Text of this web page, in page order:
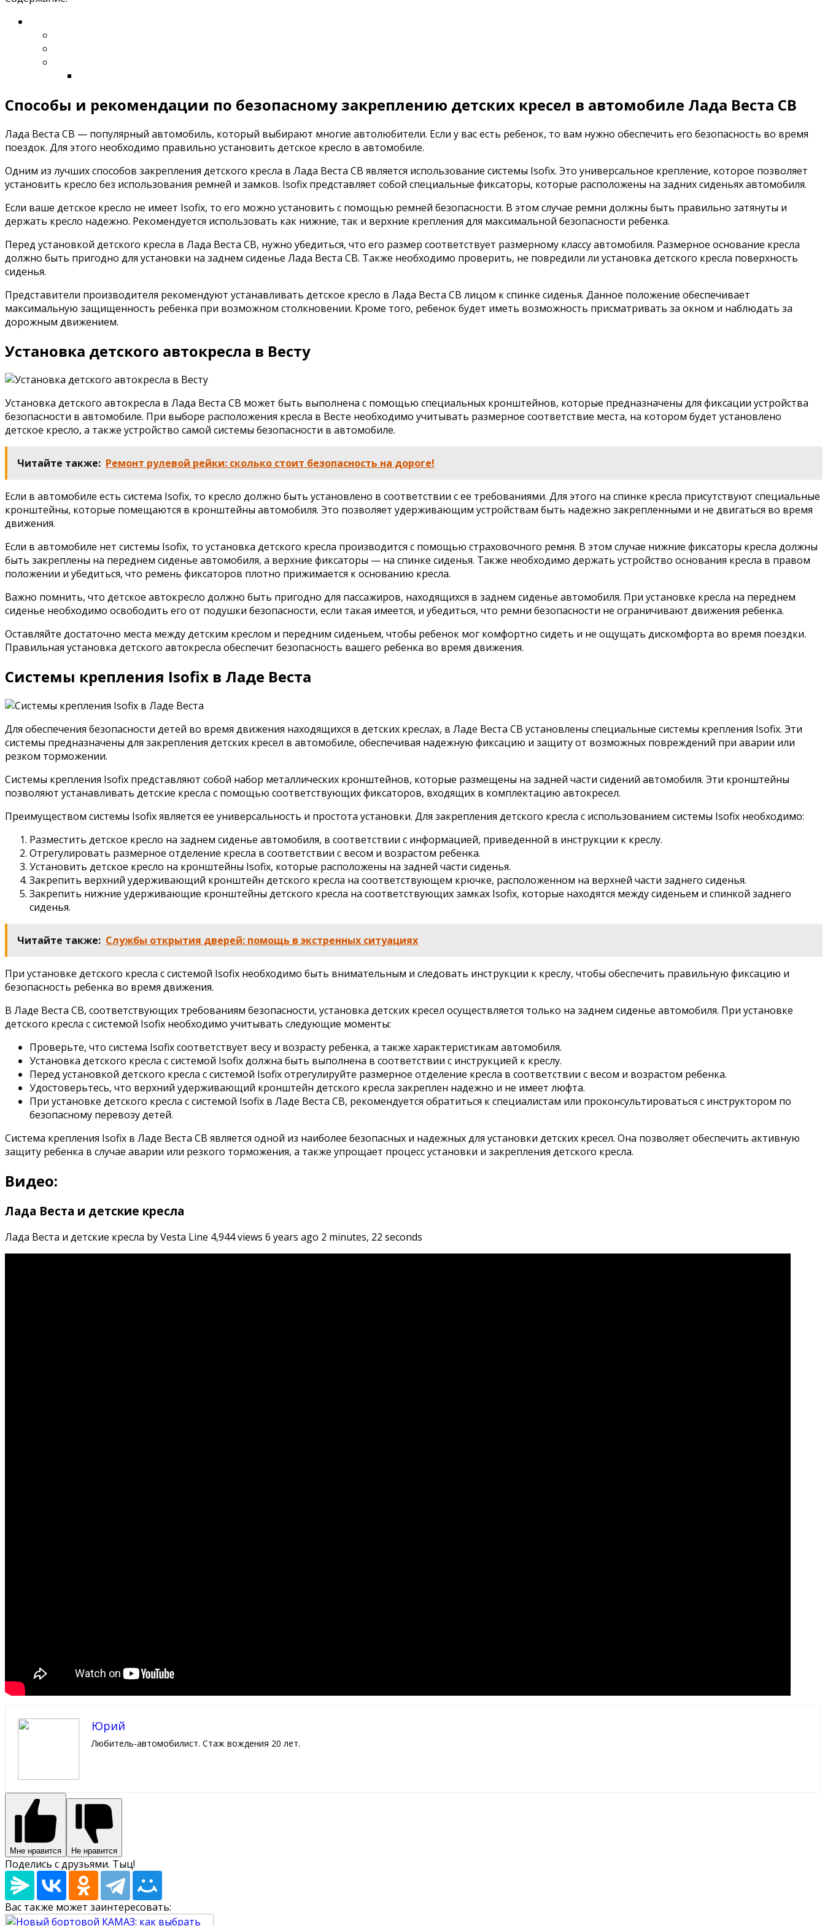
Способы и рекомендации по безопасному закреплению детских кресел в автомобиле Лада Веста СВ
Лада Веста СВ — популярный автомобиль, который выбирают многие автолюбители. Если у вас есть ребенок, то вам нужно обеспечить его безопасность во время
поездок. Для этого необходимо правильно установить детское кресло в автомобиле.
Одним из лучших способов закрепления детского кресла в Лада Веста СВ является использование системы Isofix. Это универсальное крепление, которое позволяет
установить кресло без использования ремней и замков. Isofix представляет собой специальные фиксаторы, которые расположены на задних сиденьях автомобиля.
Если ваше детское кресло не имеет Isofix, то его можно установить с помощью ремней безопасности. В этом случае ремни должны быть правильно затянуты и
держать кресло надежно. Рекомендуется использовать как нижние, так и верхние крепления для максимальной безопасности ребенка.
Перед установкой детского кресла в Лада Веста СВ, нужно убедиться, что его размер соответствует размерному классу автомобиля. Размерное основание кресла
должно быть пригодно для установки на заднем сиденье Лада Веста СВ. Также необходимо проверить, не повредили ли установка детского кресла поверхность
сиденья.
Представители производителя рекомендуют устанавливать детское кресло в Лада Веста СВ лицом к спинке сиденья. Данное положение обеспечивает
максимальную защищенность ребенка при возможном столкновении. Кроме того, ребенок будет иметь возможность присматривать за окном и наблюдать за
дорожным движением.
Установка детского автокресла в Весту
Установка детского автокресла в Лада Веста СВ может быть выполнена с помощью специальных кронштейнов, которые предназначены для фиксации устройства
безопасности в автомобиле. При выборе расположения кресла в Весте необходимо учитывать размерное соответствие места, на котором будет установлено
детское кресло, а также устройство самой системы безопасности в автомобиле.
Читайте также: Ремонт рулевой рейки: сколько стоит безопасность на дороге!
Если в автомобиле есть система Isofix, то кресло должно быть установлено в соответствии с ее требованиями. Для этого на спинке кресла присутствуют специальные
кронштейны, которые помещаются в кронштейны автомобиля. Это позволяет удерживающим устройствам быть надежно закрепленными и не двигаться во время
движения.
Если в автомобиле нет системы Isofix, то установка детского кресла производится с помощью страховочного ремня. В этом случае нижние фиксаторы кресла должны
быть закреплены на переднем сиденье автомобиля, а верхние фиксаторы — на спинке сиденья. Также необходимо держать устройство основания кресла в правом
положении и убедиться, что ремень фиксаторов плотно прижимается к основанию кресла.
Важно помнить, что детское автокресло должно быть пригодно для пассажиров, находящихся в заднем сиденье автомобиля. При установке кресла на переднем
сиденье необходимо освободить его от подушки безопасности, если такая имеется, и убедиться, что ремни безопасности не ограничивают движения ребенка.
Оставляйте достаточно места между детским креслом и передним сиденьем, чтобы ребенок мог комфортно сидеть и не ощущать дискомфорта во время поездки.
Правильная установка детского автокресла обеспечит безопасность вашего ребенка во время движения.
Системы крепления Isofix в Ладе Веста
Для обеспечения безопасности детей во время движения находящихся в детских креслах, в Ладе Веста СВ установлены специальные системы крепления Isofix. Эти
системы предназначены для закрепления детских кресел в автомобиле, обеспечивая надежную фиксацию и защиту от возможных повреждений при аварии или
резком торможении.
Системы крепления Isofix представляют собой набор металлических кронштейнов, которые размещены на задней части сидений автомобиля. Эти кронштейны
позволяют устанавливать детские кресла с помощью соответствующих фиксаторов, входящих в комплектацию автокресел.
Преимуществом системы Isofix является ее универсальность и простота установки. Для закрепления детского кресла с использованием системы Isofix необходимо:
Разместить детское кресло на заднем сиденье автомобиля, в соответствии с информацией, приведенной в инструкции к креслу.
Отрегулировать размерное отделение кресла в соответствии с весом и возрастом ребенка.
Установить детское кресло на кронштейны Isofix, которые расположены на задней части сиденья.
Закрепить верхний удерживающий кронштейн детского кресла на соответствующем крючке, расположенном на верхней части заднего сиденья.
Закрепить нижние удерживающие кронштейны детского кресла на соответствующих замках Isofix, которые находятся между сиденьем и спинкой заднего
сиденья.
Читайте также: Службы открытия дверей: помощь в экстренных ситуациях
При установке детского кресла с системой Isofix необходимо быть внимательным и следовать инструкции к креслу, чтобы обеспечить правильную фиксацию и
безопасность ребенка во время движения.
В Ладе Веста СВ, соответствующих требованиям безопасности, установка детских кресел осуществляется только на заднем сиденье автомобиля. При установке
детского кресла с системой Isofix необходимо учитывать следующие моменты:
Проверьте, что система Isofix соответствует весу и возрасту ребенка, а также характеристикам автомобиля.
Установка детского кресла с системой Isofix должна быть выполнена в соответствии с инструкцией к креслу.
Перед установкой детского кресла с системой Isofix отрегулируйте размерное отделение кресла в соответствии с весом и возрастом ребенка.
Удостоверьтесь, что верхний удерживающий кронштейн детского кресла закреплен надежно и не имеет люфта.
При установке детского кресла с системой Isofix в Ладе Веста СВ, рекомендуется обратиться к специалистам или проконсультироваться с инструктором по
безопасному перевозу детей.
Система крепления Isofix в Ладе Веста СВ является одной из наиболее безопасных и надежных для установки детских кресел. Она позволяет обеспечить активную
защиту ребенка в случае аварии или резкого торможения, а также упрощает процесс установки и закрепления детского кресла.
Видео:
Лада Веста и детские кресла
Лада Веста и детские кресла by Vesta Line 4,944 views 6 years ago 2 minutes, 22 seconds
Юрий
Любитель-автомобилист. Стаж вождения 20 лет.
Мне нравится Не нравится
Поделись с друзьями. Тыц!
Вас также может заинтересовать: